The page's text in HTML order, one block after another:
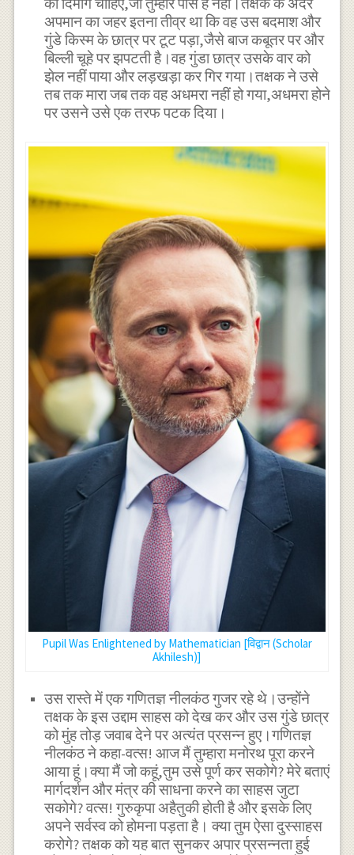
का दिमाग चाहिए,जो तुम्हारे पास है नहीं।तक्षक के अंदर
अपमान का जहर इतना तीव्र था कि वह उस बदमाश और
गुंडे किस्म के छात्र पर टूट पड़ा,जैसे बाज कबूतर पर और
बिल्ली चूहे पर झपटती है।वह गुंडा छात्र उसके वार को
झेल नहीं पाया और लड़खड़ा कर गिर गया।तक्षक ने उसे
तब तक मारा जब तक वह अधमरा नहीं हो गया,अधमरा होने
पर उसने उसे एक तरफ पटक दिया।
Pupil Was Enlightened by Mathematician [विद्वान (Scholar
Akhilesh)]
उस रास्ते में एक गणितज्ञ नीलकंठ गुजर रहे थे।उन्होंने
तक्षक के इस उद्दाम साहस को देख कर और उस गुंडे छात्र
को मुंह तोड़ जवाब देने पर अत्यंत प्रसन्न हुए।गणितज्ञ
नीलकंठ ने कहा-वत्स! आज मैं तुम्हारा मनोरथ पूरा करने
आया हूं।क्या मैं जो कहूं,तुम उसे पूर्ण कर सकोगे? मेरे बताएं
मार्गदर्शन और मंत्र की साधना करने का साहस जुटा
सकोगे? वत्स! गुरुकृपा अहैतुकी होती है और इसके लिए
अपने सर्वस्व को होमना पड़ता है। क्या तुम ऐसा दुस्साहस
करोगे? तक्षक को यह बात सुनकर अपार प्रसन्नता हुई